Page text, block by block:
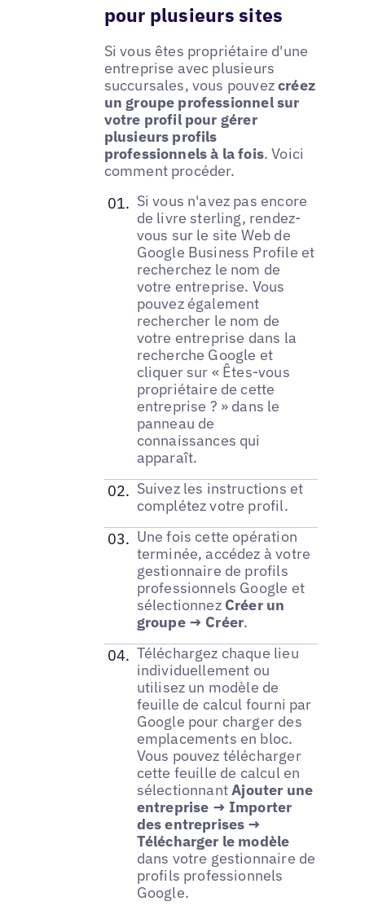
pour plusieurs sites
Si vous êtes propriétaire d'une
entreprise avec plusieurs
succursales, vous pouvezcréez
un groupe professionnel sur
votre profil pour gérer
plusieurs profils
professionnels à la fois. Voici
comment procéder.
Si vous n'avez pas encore
de livre sterling, rendez-
vous sur le site Web de
Google Business Profile et
recherchez le nom de
votre entreprise. Vous
pouvez également
rechercher le nom de
votre entreprise dans la
recherche Google et
cliquer sur « Êtes-vous
propriétaire de cette
entreprise ? » dans le
panneau de
connaissances qui
apparaît.
Suivez les instructions et
complétez votre profil.
Une fois cette opération
terminée, accédez à votre
gestionnaire de profils
professionnels Google et
sélectionnez Créer un
groupe → Créer.
Téléchargez chaque lieu
individuellement ou
utilisez un modèle de
feuille de calcul fourni par
Google pour charger des
emplacements en bloc.
Vous pouvez télécharger
cette feuille de calcul en
sélectionnantAjouter une
entreprise → Importer
des entreprises →
Télécharger le modèle
dans votre gestionnaire de
profils professionnels
Google.